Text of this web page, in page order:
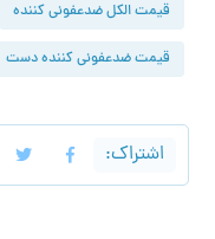
قیمت الکل ضدعفونی کننده
قیمت ضدعفونی کننده دست